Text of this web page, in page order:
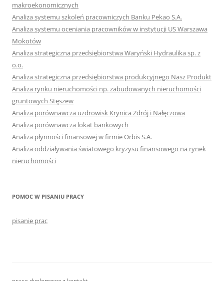
makroekonomicznych
Analiza systemu szkoleń pracowniczych Banku Pekao S.A.
Analiza systemu oceniania pracowników w instytucji US Warszawa
Mokotów
Analiza strategiczna przedsiębiorstwa Waryński Hydraulika sp. z
o.o.
Analiza strategiczna przedsiębiorstwa produkcyjnego Nasz Produkt
Analiza rynku nieruchomości np. zabudowanych nieruchomości
gruntowych Stęszew
Analiza porównawcza uzdrowisk Krynica Zdrój i Nałęczowa
Analiza porównawcza lokat bankowych
Analiza płynności finansowej w firmie Orbis S.A.
Analiza oddziaływania światowego kryzysu finansowego na rynek
nieruchomości
POMOC W PISANIU PRACY
pisanie prac